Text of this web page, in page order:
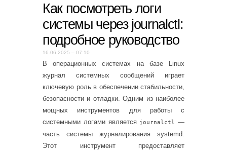
Как посмотреть логи
системы через journalctl:
подробное руководство
16.06.2025 – 07:10
В операционных системах на базе Linux
журнал системных сообщений играет
ключевую роль в обеспечении стабильности,
безопасности и отладки. Одним из наиболее
мощных инструментов для работы с
системными логами является journalctl —
часть системы журналирования systemd.
Этот инструмент предоставляет